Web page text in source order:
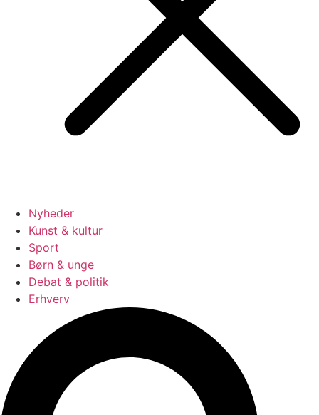
Nyheder
Kunst & kultur
Sport
Børn & unge
Debat & politik
Erhverv